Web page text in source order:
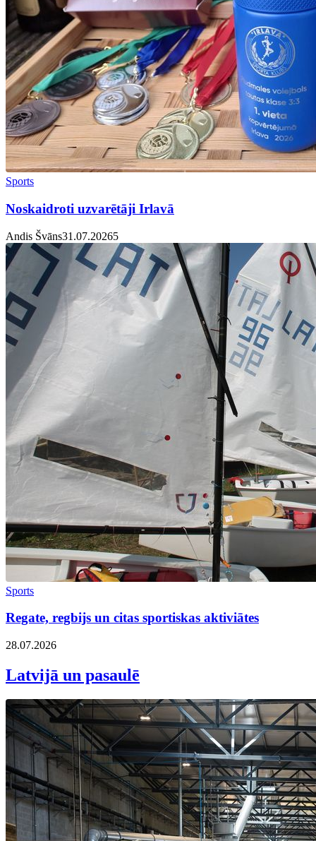
Sports
Noskaidroti uzvarētāji Irlavā
Andis Švāns31.07.20265
Sports
Regate, regbijs un citas sportiskas aktiviātes
28.07.2026
Latvijā un pasaulē